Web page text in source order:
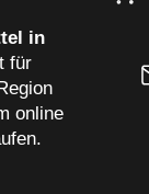
in
für
online